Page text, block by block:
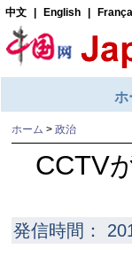
ホーム > 政治
CCTV
発信時間：